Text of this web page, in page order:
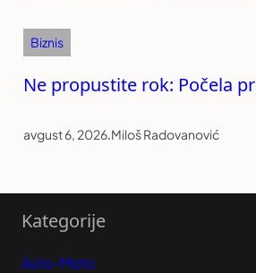
Biznis
Ne propustite rok: Počela
avgust 6, 2026.Miloš Radovanović
Kategorije
Auto-Moto